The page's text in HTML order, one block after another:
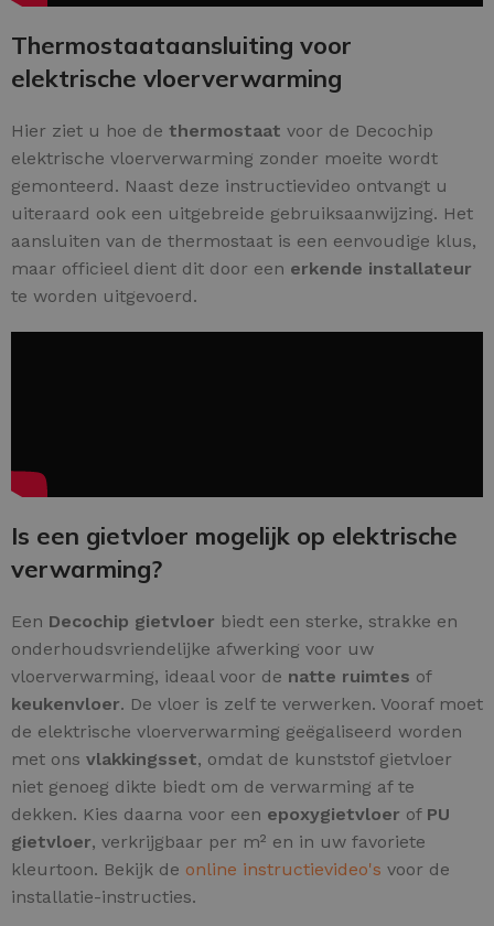
Thermostaataansluiting voor
elektrische vloerverwarming
Hier ziet u hoe de thermostaat voor de Decochip
elektrische vloerverwarming zonder moeite wordt
gemonteerd. Naast deze instructievideo ontvangt u
uiteraard ook een uitgebreide gebruiksaanwijzing. Het
aansluiten van de thermostaat is een eenvoudige klus,
maar officieel dient dit door een erkende installateur
te worden uitgevoerd.
Is een gietvloer mogelijk op elektrische
verwarming?
Een Decochip gietvloer biedt een sterke, strakke en
onderhoudsvriendelijke afwerking voor uw
vloerverwarming, ideaal voor de natte ruimtes of
keukenvloer. De vloer is zelf te verwerken. Vooraf moet
de elektrische vloerverwarming geëgaliseerd worden
met ons vlakkingsset, omdat de kunststof gietvloer
niet genoeg dikte biedt om de verwarming af te
dekken. Kies daarna voor een epoxygietvloer of PU
gietvloer, verkrijgbaar per m² en in uw favoriete
kleurtoon. Bekijk de online instructievideo's voor de
installatie-instructies.